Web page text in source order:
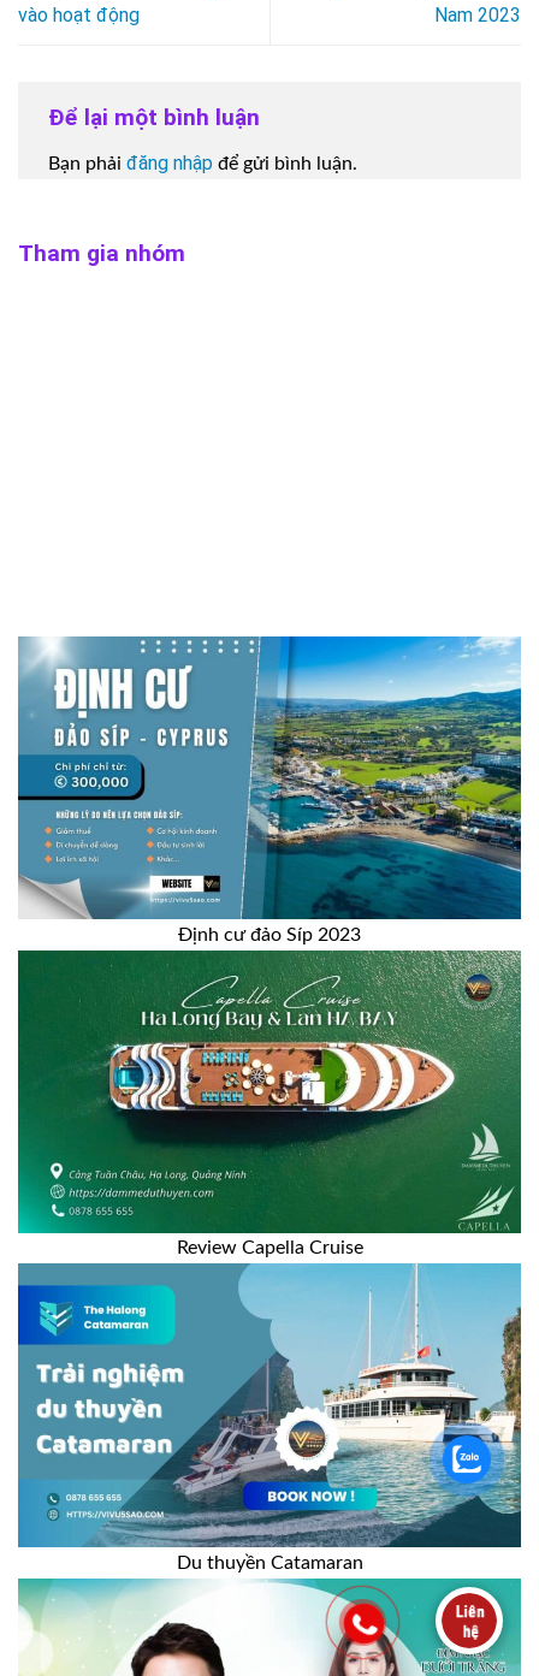
vào hoạt động
Nam 2023
Để lại một bình luận
Bạn phải đăng nhập để gửi bình luận.
Tham gia nhóm
Định cư đảo Síp 2023
Review Capella Cruise
Du thuyền Catamaran